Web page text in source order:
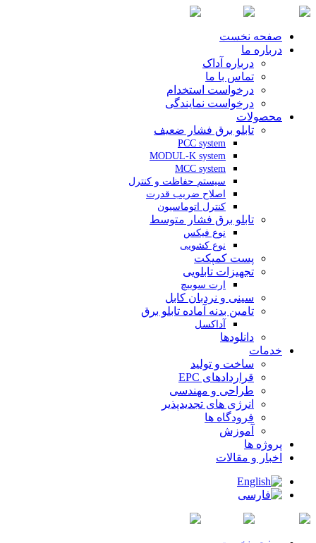
صفحه نخست
درباره ما
درباره آداک
تماس با ما
درخواست استخدام
درخواست نمایندگی
محصولات
تابلو برق فشار ضعیف
PCC system
MODUL-K system
MCC system
سیستم حفاظت و کنترل
اصلاح ضریب قدرت
کنترل اتوماسیون
تابلو برق فشار متوسط
نوع فیکس
نوع کشویی
پست کمپکت
تجهیزات تابلویی
ارت سوییچ
سینی و نردبان کابل
تامین بدنه آماده تابلو برق
آداکسل
دانلودها
خدمات
ساخت و تولید
قراردادهای EPC
طراحی و مهندسی
انرژی های تجدیدپذیر
فرودگاه ها
آموزش
پروژه ها
اخبار و مقالات